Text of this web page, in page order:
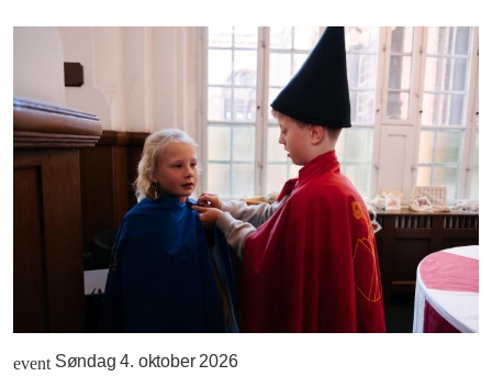
event Søndag 4. oktober 2026